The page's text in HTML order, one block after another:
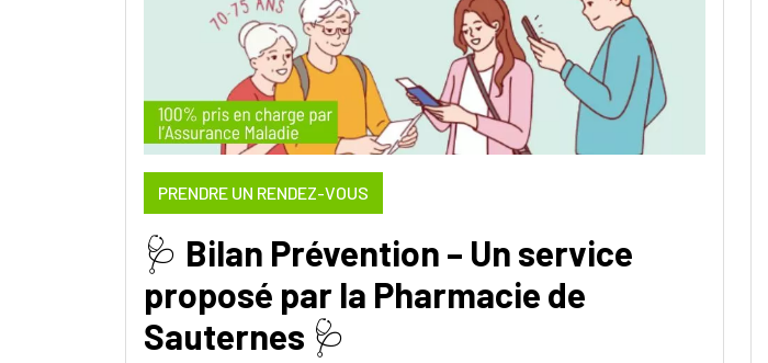
PRENDRE UN RENDEZ-VOUS
🩺 Bilan Prévention – Un service
proposé par la Pharmacie de
Sauternes 🩺